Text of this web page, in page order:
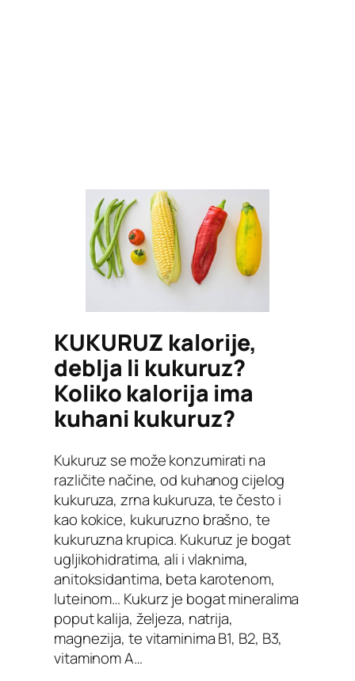
KUKURUZ kalorije,
deblja li kukuruz?
Koliko kalorija ima
kuhani kukuruz?
Kukuruz se može konzumirati na
različite načine, od kuhanog cijelog
kukuruza, zrna kukuruza, te često i
kao kokice, kukuruzno brašno, te
kukuruzna krupica. Kukuruz je bogat
ugljikohidratima, ali i vlaknima,
anitoksidantima, beta karotenom,
luteinom… Kukurz je bogat mineralima
poput kalija, željeza, natrija,
magnezija, te vitaminima B1, B2, B3,
vitaminom A…